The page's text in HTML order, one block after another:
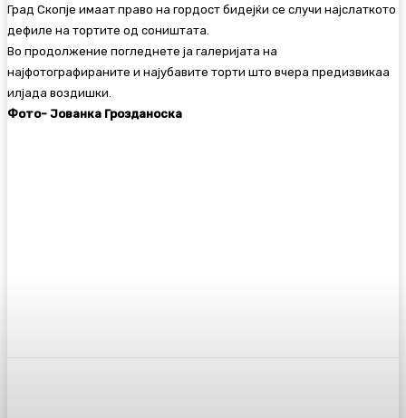
Град Скопје имаат право на гордост бидејќи се случи најслаткото
дефиле на тортите од соништата.
Во продолжение погледнете ја галеријата на
најфотографираните и најубавите торти што вчера предизвикаа
илјада воздишки.
Фото- Јованка Грозданоска